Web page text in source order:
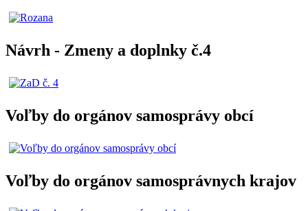
Návrh - Zmeny a doplnky č.4
Voľby do orgánov samosprávy obcí
Voľby do orgánov samosprávnych krajov